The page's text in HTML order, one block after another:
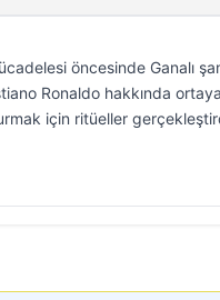
öncesinde Ganalı
Ronaldo hakkında
için ritüeller